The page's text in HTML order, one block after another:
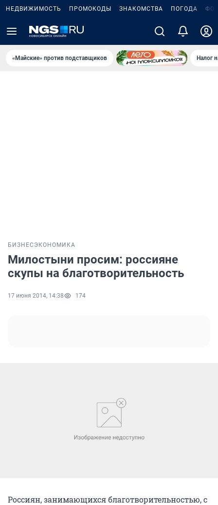
НЕДВИЖИМОСТЬ ПРОМОКОДЫ ЗНАКОМСТВА ПОГОДА
«Майские» против подставщиков Налог
БИЗНЕС ЭКОНОМИКА
Милостыни просим: россияне
скупы на благотворительность
17 июня 2014, 14:38 174
Россиян, занимающихся благотворительностью, с